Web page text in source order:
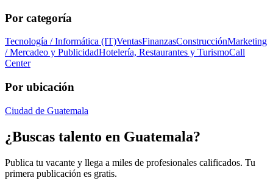
Por categoría
Tecnología / Informática (IT)VentasFinanzasConstrucciónMarketing
/ Mercadeo y PublicidadHotelería, Restaurantes y TurismoCall
Center
Por ubicación
Ciudad de Guatemala
¿Buscas talento en Guatemala?
Publica tu vacante y llega a miles de profesionales calificados. Tu
primera publicación es gratis.